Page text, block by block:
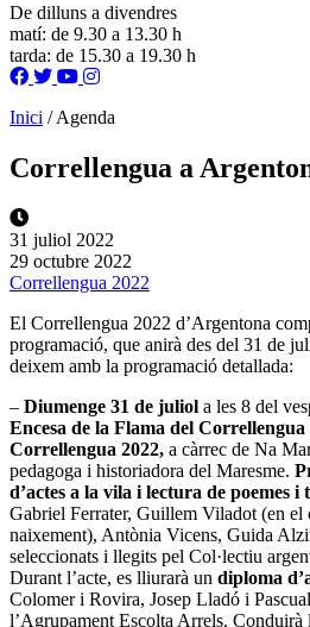
De dilluns a divendres
matí: de 9.30 a 13.30 h
tarda: de 15.30 a 19.30 h
Inici /Agenda
Correllengua a
31 juliol 2022
29 octubre 2022
Correllengua 2022
El Correllengua 2022 d’Argentona
programació, que anirà des del 31 de
deixem amb la programació detallada:
– Diumenge 31 de juliol a les 8 del
Encesa de la Flama del Correllengua
Correllengua 2022, a càrrec de Na
pedagoga i historiadora del Maresme.
d’actes a la vila i lectura de poemes i
Gabriel Ferrater, Guillem Viladot (en el
naixement), Antònia Vicens, Guida
seleccionats i llegits pel Col·lectiu
Durant l’acte, es lliurarà un diploma
Colomer i Rovira, Josep Lladó i
l’Agrupament Escolta Arrels. Conduirà